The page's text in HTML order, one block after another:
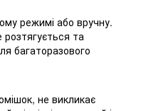
режимі або вручну.
та
багаторазового
не викликає